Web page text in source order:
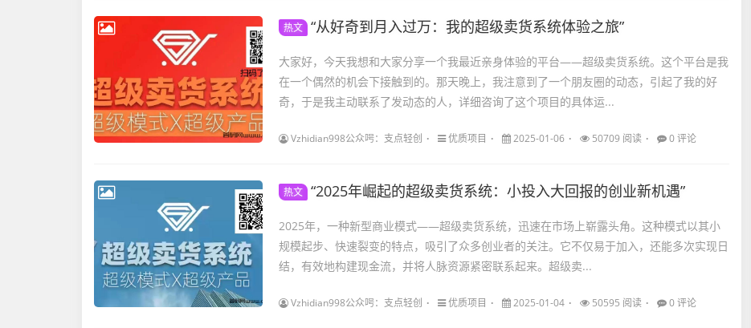
热文 “从好奇到月入过万：我的超级卖货系统体验之旅”
大家好，今天我想和大家分享一个我最近亲身体验的平台——超级卖货系统。这个平台是我
在一个偶然的机会下接触到的。那天晚上，我注意到了一个朋友圈的动态，引起了我的好
奇，于是我主动联系了发动态的人，详细咨询了这个项目的具体运...
Vzhidian998公众呺：支点轻创 优质项目 2025-01-06 50709 阅读 0 评论
热文 “2025年崛起的超级卖货系统：小投入大回报的创业新机遇”
2025年，一种新型商业模式——超级卖货系统，迅速在市场上崭露头角。这种模式以其小
规模起步、快速裂变的特点，吸引了众多创业者的关注。它不仅易于加入，还能多次实现日
结，有效地构建现金流，并将人脉资源紧密联系起来。超级卖...
Vzhidian998公众呺：支点轻创 优质项目 2025-01-04 50595 阅读 0 评论